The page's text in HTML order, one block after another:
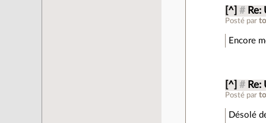
[^] # Re:
Posté par
Encore
[^] # Re:
Posté par
Désolé